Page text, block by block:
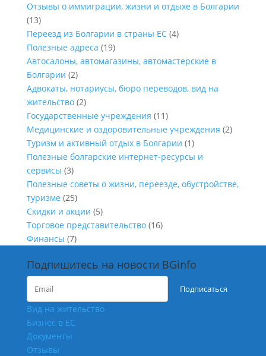
Отзывы о иммиграции, жизни и отдыхе в Болгарии
(13)
Переезд из Болгарии в страны ЕС(4)
Полезные адреса (19)
Автосалоны, автомагазины, автомастерские в
Болгарии (2)
Адвокаты, нотариусы, бюро переводов, вид на
жительство(2)
Государственные учреждения (11)
Медицинские и оздоровительные учреждения (2)
Туризм и активный отдых в Болгарии (1)
Полезные болгарские интернет-ресурсы и
сервисы (3)
Полезные советы о жизни, переезде, обустройстве,
туризме (25)
Скидки и акции (5)
Торговое представительство(16)
Финансы (7)
Подпишитесь на новости BGinfo
Подписаться
Вид на жительство
Бизнес в ЕС
Документы
Отзывы